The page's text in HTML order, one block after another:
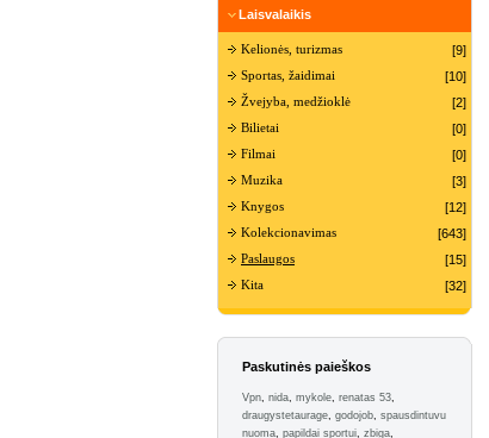
Laisvalaikis
Kelionės, turizmas [9]
Sportas, žaidimai [10]
Žvejyba, medžioklė [2]
Bilietai [0]
Filmai [0]
Muzika [3]
Knygos [12]
Kolekcionavimas [643]
Paslaugos [15]
Kita [32]
Paskutinės paieškos
Vpn, nida, mykole, renatas 53,
draugystetaurage, godojob, spausdintuvu
nuoma, papildai sportui, zbiga,